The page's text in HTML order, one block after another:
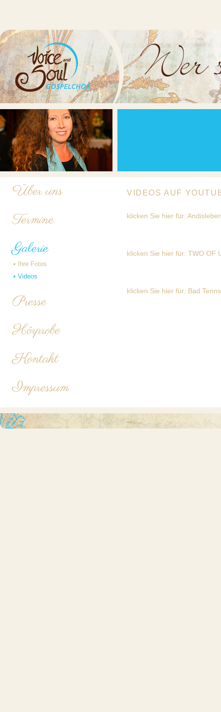
Über uns
Termine
Galerie
•
Ihre Fotos
• Videos
Presse
Hörprobe
Kontakt
Impressum
VIDEOS AUF
klicken Sie hier für:
klicken Sie hier für: TWO OF
klicken Sie hier für: Bad